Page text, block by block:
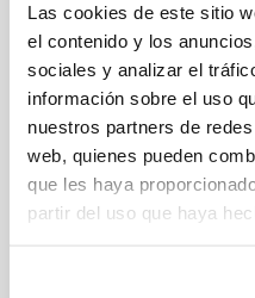
Las cookies de este sitio
el contenido y los
sociales y analizar el
información sobre el uso
nuestros partners de
web, quienes pueden
que les haya
partir del uso que haya
Señor Presidente,
Miembros del Gobierno,
Distinguidos Miembros
Hermanos Obispos
Señoras y Señores:
[…] Aquí, en África del
una preocupación
refugiados, para que
trabajo honrado.